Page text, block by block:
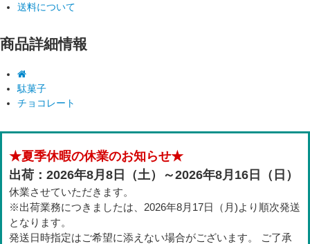
送料について
商品詳細情報
駄菓子
チョコレート
★夏季休暇の休業のお知らせ★
出荷：2026年8月8日（土）～2026年8月16日（日）
休業させていただきます。
※出荷業務につきましたは、2026年8月17日（月)より順次発送
となります。
発送日時指定はご希望に添えない場合がございます。 ご了承